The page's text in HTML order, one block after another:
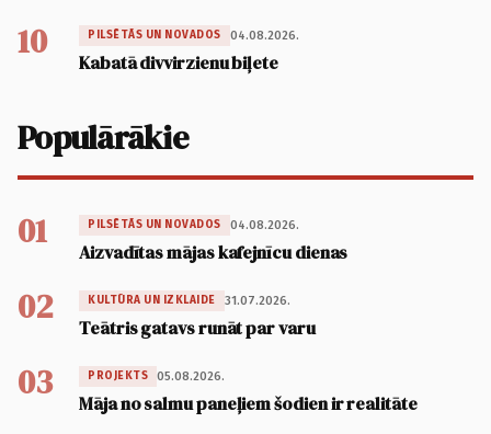
10 PILSĒTĀS UN NOVADOS 04.08.2026.
Kabatā divvirzienu biļete
Populārākie
01 PILSĒTĀS UN NOVADOS 04.08.2026.
Aizvadītas mājas kafejnīcu dienas
02 KULTŪRA UN IZKLAIDE 31.07.2026.
Teātris gatavs runāt par varu
03 PROJEKTS 05.08.2026.
Māja no salmu paneļiem šodien ir realitāte